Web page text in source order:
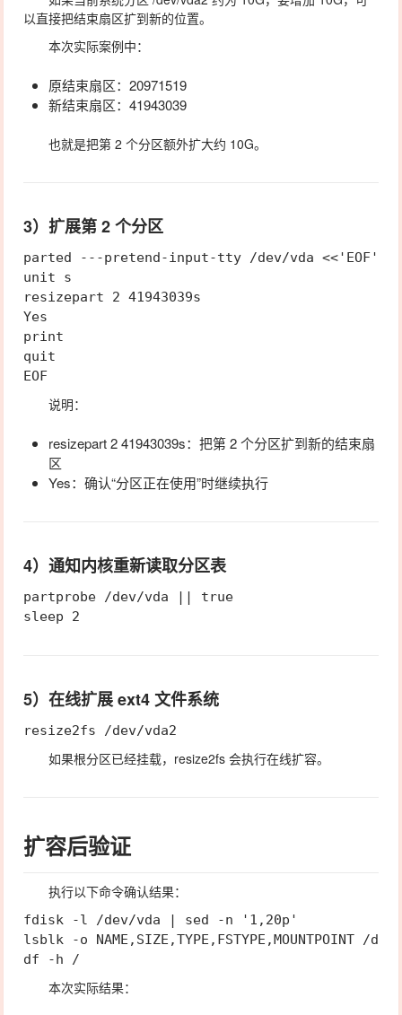
以直接把结束扇区扩到新的位置。
本次实际案例中：
原结束扇区：20971519
新结束扇区：41943039
也就是把第 2 个分区额外扩大约 10G。
3）扩展第 2 个分区
parted ---pretend-input-tty /dev/vda <<'EOF'
unit s
resizepart 2 41943039s
Yes
print
quit
说明：
resizepart 2 41943039s：把第 2 个分区扩到新的结束扇
区
Yes：确认“分区正在使用”时继续执行
4）通知内核重新读取分区表
partprobe /dev/vda || true
5）在线扩展 ext4 文件系统
如果根分区已经挂载， resize2fs 会执行在线扩容。
扩容后验证
执行以下命令确认结果：
fdisk -l /dev/vda | sed -n '1,20p'
lsblk -o NAME,SIZE,TYPE,FSTYPE,MOUNTPOINT /
本次实际结果：